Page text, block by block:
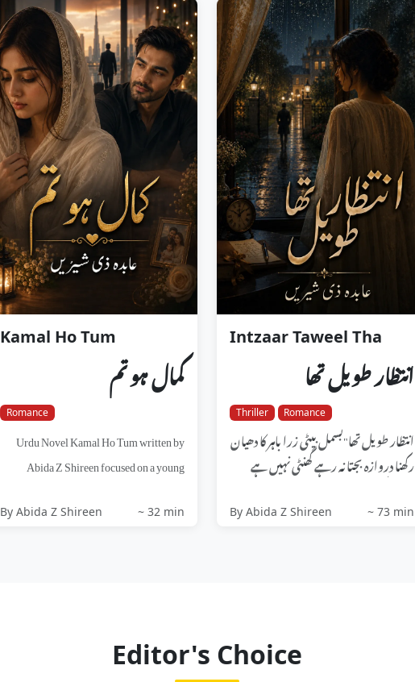
Kamal Ho Tum
کمال ہو تم
Romance
Urdu Novel Kamal Ho Tum written by
Abida Z Shireen focused on a young
By Abida Z Shireen ~ 32 min
Intzaar Taweel Tha
انتظار طویل تھا
Thriller Romance
انتظار طویل تھا"بسمل بیٹی زرا باہر کا دھیان
رکھنا دروازہ بجتا نہ رہے گھنٹی نہیں ہے
By Abida Z Shireen ~ 73 min
Editor's Choice